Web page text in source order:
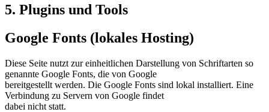
5. Plugins und Tools
Google Fonts (lokales Hosting)
Diese Seite nutzt zur einheitlichen Darstellung von Schriftarten so
genannte Google Fonts, die von Google
bereitgestellt werden. Die Google Fonts sind lokal installiert. Eine
Verbindung zu Servern von Google findet
dabei nicht statt.